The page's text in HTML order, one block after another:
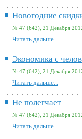
Новогодние
№ 47 (642), 21 Декабря
Читать дальше...
Экономика с
№ 47 (642), 21 Декабря
Читать дальше...
Не полегчает
№ 47 (642), 21 Декабря
Читать дальше...